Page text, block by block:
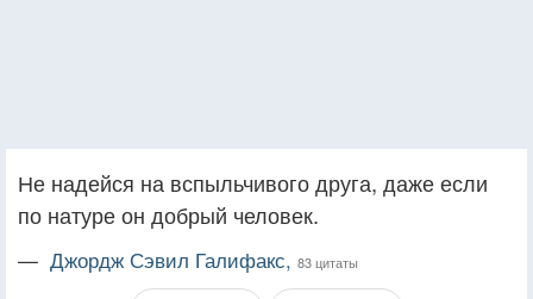
Не надейся на вспыльчивого друга, даже если
по натуре он добрый человек.
— Джордж Сэвил Галифакс, 83 цитаты